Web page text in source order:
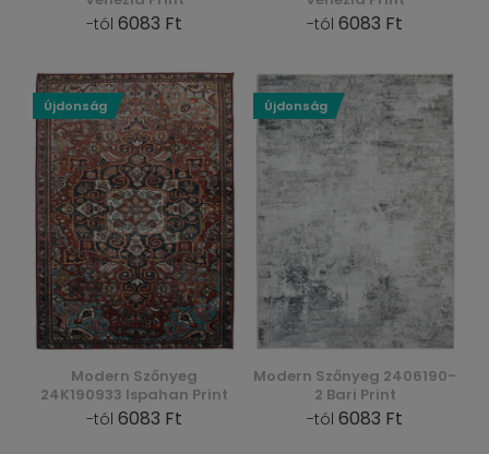
-tól 6083 Ft -tól 6083 Ft
Modern Szőnyeg
24K190933 Ispahan Print
-tól 6083 Ft
Újdonság
Modern Szőnyeg 2406190-
2 Bari Print
-tól 6083 Ft
Újdonság